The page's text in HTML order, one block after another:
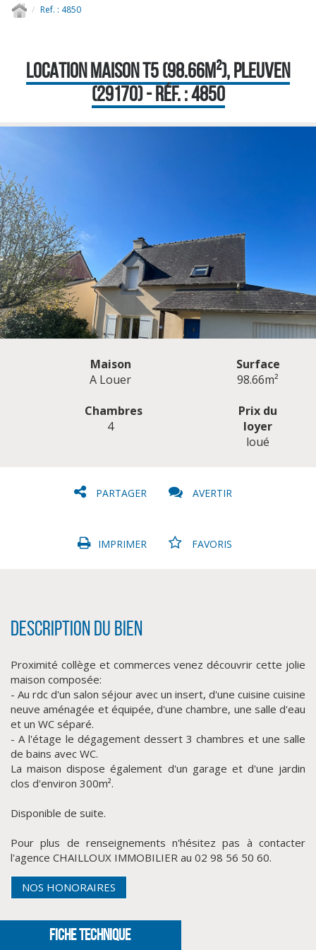
Ref. : 4850
LOCATION MAISON T5 (98.66M²), PLEUVEN
(29170) - RÉF. : 4850
CLIQUER ICI POUR AGRANDIR
Maison
A Louer
Surface
98.66m²
Chambres
4
Prix du
loyer
loué
PARTAGER AVERTIR
IMPRIMER FAVORIS
Description du bien
Proximité collège et commerces venez découvrir cette jolie
maison composée:
- Au rdc d'un salon séjour avec un insert, d'une cuisine cuisine
neuve aménagée et équipée, d'une chambre, une salle d'eau
et un WC séparé.
- A l'étage le dégagement dessert 3 chambres et une salle
de bains avec WC.
La maison dispose également d'un garage et d'une jardin
clos d'environ 300m².
Disponible de suite.
Pour plus de renseignements n'hésitez pas à contacter
l'agence CHAILLOUX IMMOBILIER au 02 98 56 50 60.
NOS HONORAIRES
FICHE TECHNIQUE